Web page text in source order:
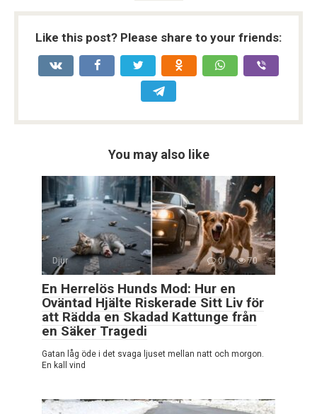
Like this post? Please share to your friends:
You may also like
Djur 0 70
En Herrelös Hunds Mod: Hur en
Oväntad Hjälte Riskerade Sitt Liv för
att Rädda en Skadad Kattunge från
en Säker Tragedi
Gatan låg öde i det svaga ljuset mellan natt och morgon.
En kall vind